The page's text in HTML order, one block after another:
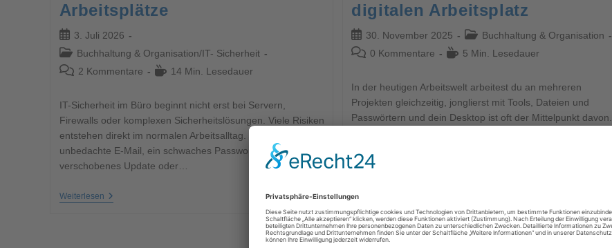
Arbeitsplätze
3. Juli 2026
Buchhaltung & Organisation/IT- Sicherheit
2 Kommentare
14 Min. Lesedauer
IT-Sicherheit im Büro beginnt nicht erst bei Servern,
Firewalls oder komplexen Sicherheitslösungen. Viele Risiken
entstehen direkt im normalen Arbeitsalltag. Durch eine
unbedachte E-Mail, ein schwaches Passwort, ein
verschobenes Update oder…
Weiterlesen
digitalen Arbeitsplatz
30. November 2025
Buchhaltung & Organisation
0 Kommentare
5 Min. Lesedauer
In der heutigen Arbeitswelt arbeitest du an mehreren
Projekten gleichzeitig, jonglierst mit Tools, Dateien und
Passwörtern und dein Desktop ist oft der Mittelpunkt davon.
Weiterlesen